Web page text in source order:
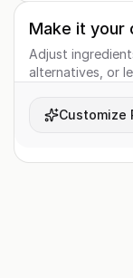
Make it your
Adjust
alternatives, or
Customize